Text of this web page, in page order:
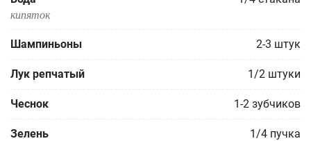
кипяток
Шампиньоны 2-3 штук
Лук репчатый 1/2 штуки
Чеснок 1-2 зубчиков
Зелень 1/4 пучка